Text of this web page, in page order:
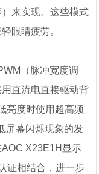
）来实现。这些模式
眼睛疲劳。
（脉冲宽度调
直流电直接驱动背
亮度时使用超高频
屏幕闪烁现象的发
X23E1H显示
证相结合，进一步